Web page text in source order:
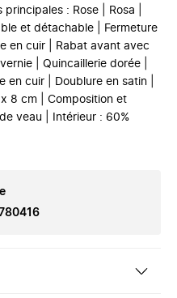
: Rose | Rosa |
et détachable | Fermeture
en cuir | Rabat avant avec
| Quincaillerie dorée |
en cuir | Doublure en satin |
8 cm | Composition et
veau | Intérieur : 60%